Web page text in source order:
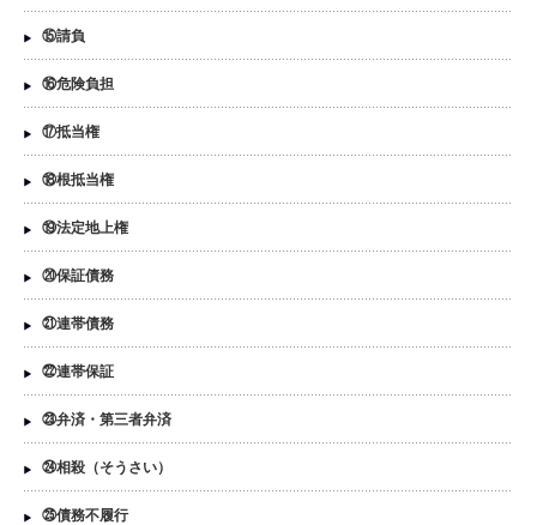
⑮請負
⑯危険負担
⑰抵当権
⑱根抵当権
⑲法定地上権
⑳保証債務
㉑連帯債務
㉒連帯保証
㉓弁済・第三者弁済
㉔相殺（そうさい）
㉕債務不履行